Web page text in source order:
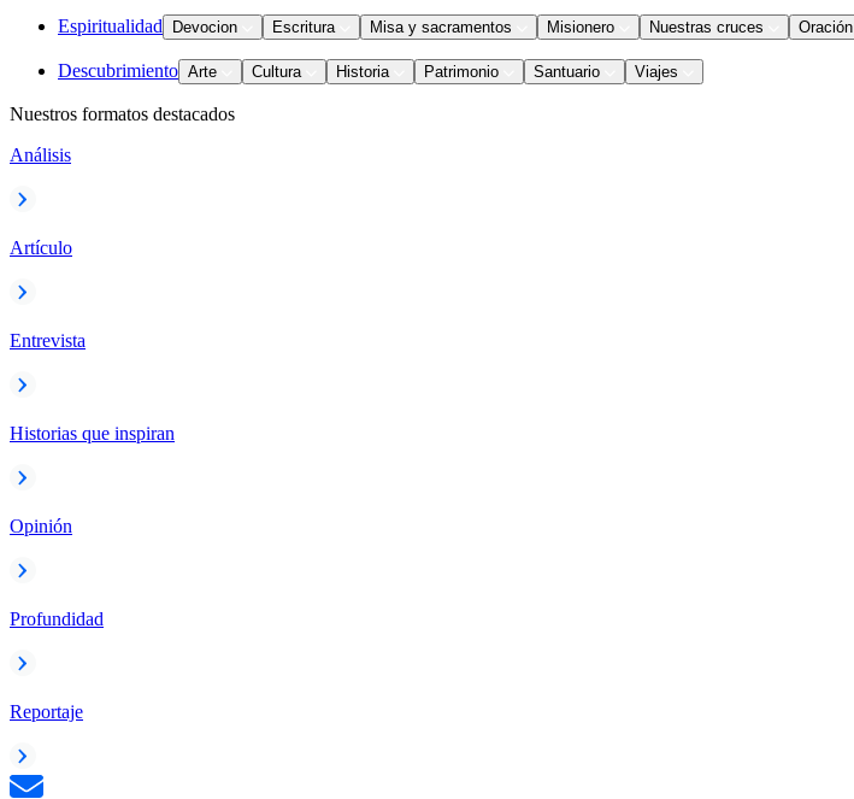
Espiritualidad Devocion Escritura Misa y sacramentos Misionero Nuestras cruces Oración
Descubrimiento Arte Cultura Historia Patrimonio Santuario Viajes
Nuestros formatos destacados
Análisis
Artículo
Entrevista
Historias que inspiran
Opinión
Profundidad
Reportaje